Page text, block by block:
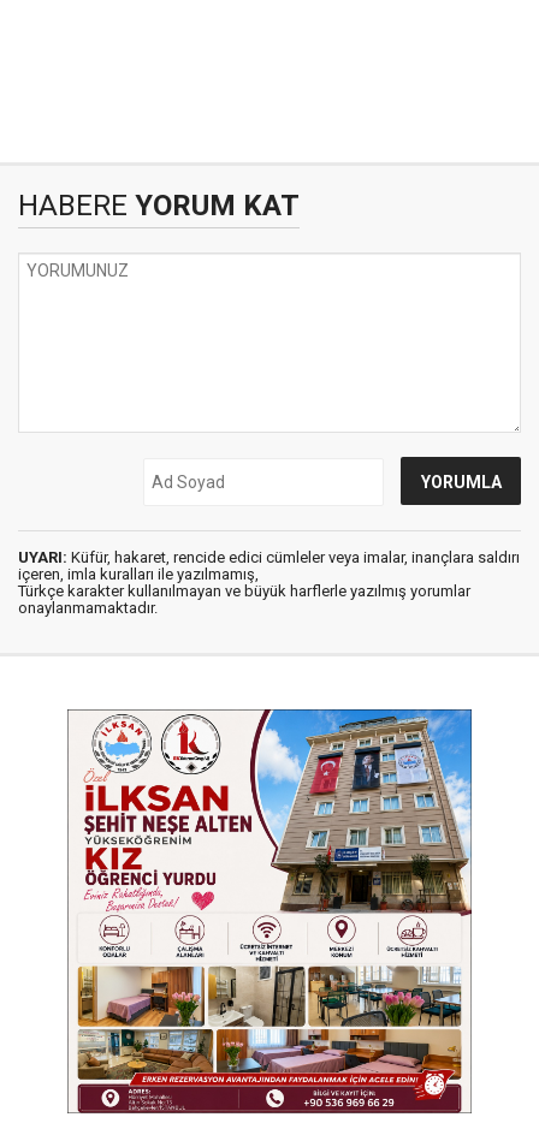
HABERE YORUM KAT
UYARI: Küfür, hakaret, rencide edici cümleler veya imalar, inançlara saldırı
içeren, imla kuralları ile yazılmamış,
Türkçe karakter kullanılmayan ve büyük harflerle yazılmış yorumlar
onaylanmamaktadır.